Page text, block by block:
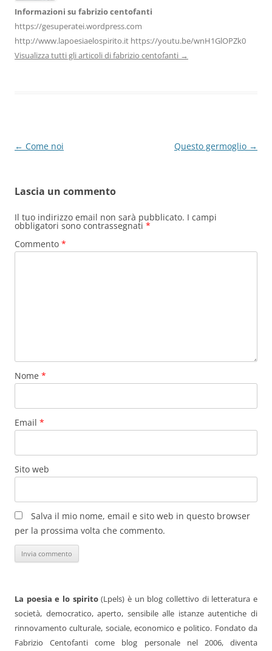
Informazioni su fabrizio centofanti
https://gesuperatei.wordpress.com
http://www.lapoesiaelospirito.it https://youtu.be/wnH1GlOPZk0
Visualizza tutti gli articoli di fabrizio centofanti →
Navigazione
← Come noi Questo germoglio →
Lascia un commento
Il tuo indirizzo email non sarà pubblicato. I campi
obbligatori sono contrassegnati *
Commento *
Nome *
Email *
Sito web
Salva il mio nome, email e sito web in questo browser
per la prossima volta che commento.
La poesia e lo spirito(Lpels) è un blog collettivo di letteratura e
società, democratico, aperto, sensibile alle istanze autentiche di
rinnovamento culturale, sociale, economico e politico. Fondato da
Fabrizio Centofanti come blog personale nel 2006, diventa